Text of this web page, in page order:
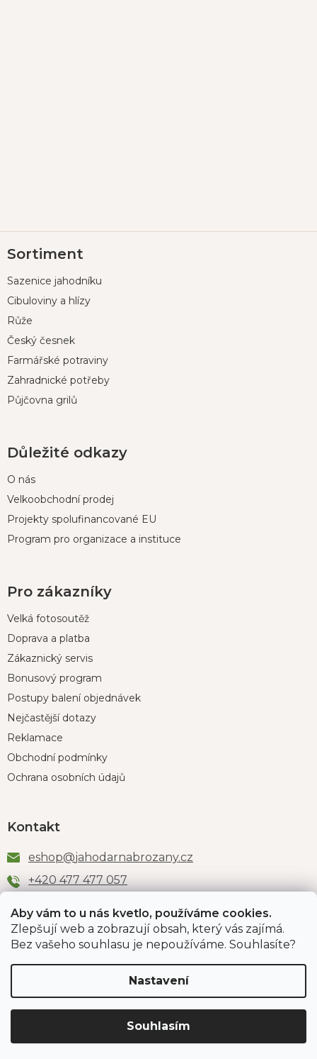
Aby vám to u nás kvetlo, používáme cookies.
Zlepšují web a zobrazují obsah, který vás zajímá.
Bez vašeho souhlasu je nepoužíváme. Souhlasíte?
Nastavení
Souhlasím
á
a
Sortiment
Sazenice jahodníku
Cibuloviny a hlízy
Růže
Český česnek
Farmářské potraviny
Zahradnické potřeby
Půjčovna grilů
Důležité odkazy
O nás
Velkoobchodní prodej
Projekty spolufinancované EU
Program pro organizace a instituce
Pro zákazníky
Velká fotosoutěž
Doprava a platba
Zákaznický servis
Bonusový program
Postupy balení objednávek
Nejčastější dotazy
Reklamace
Obchodní podmínky
Ochrana osobních údajů
Kontakt
eshop@jahodarnabrozany.cz
+420 477 477 057
Odběr newsletteru
PŘIHLÁSIT SE